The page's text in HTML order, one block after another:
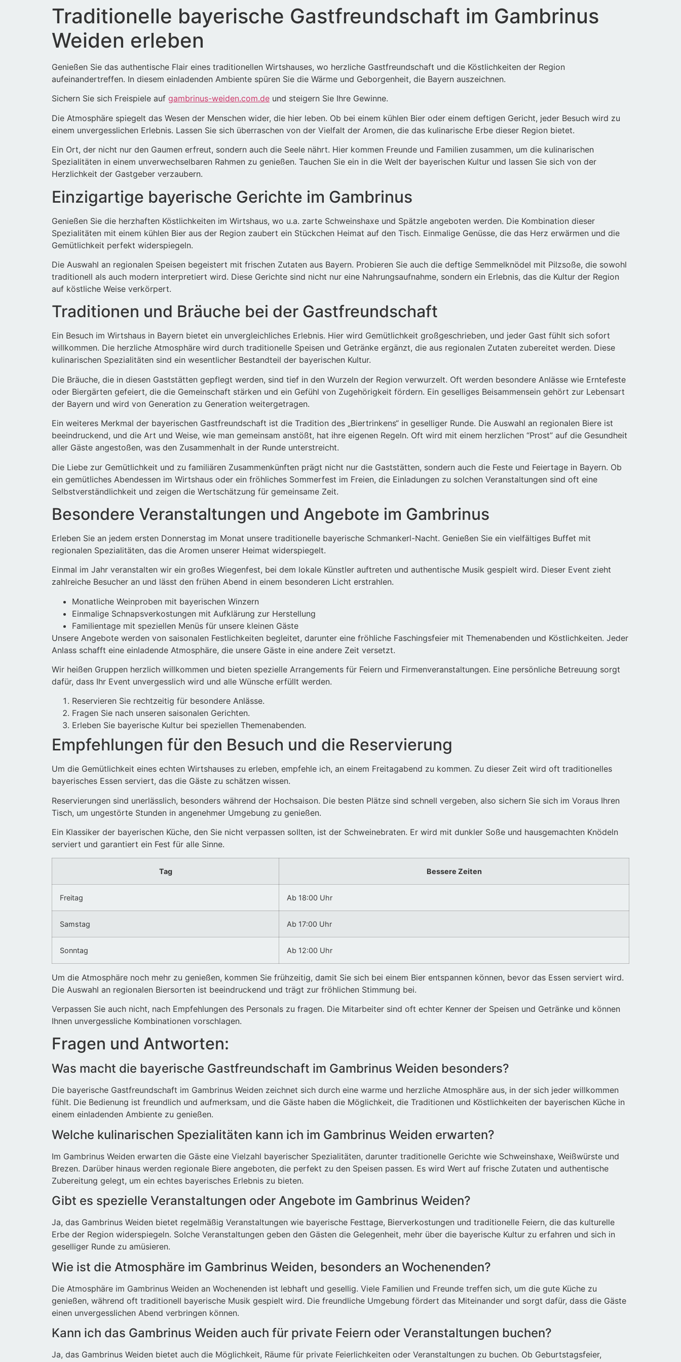
Traditionelle bayerische Gastfreundschaft im Gambrinus
Weiden erleben
Genießen Sie das authentische Flair eines traditionellen Wirtshauses, wo herzliche Gastfreundschaft und die Köstlichkeiten der Region
aufeinandertreffen. In diesem einladenden Ambiente spüren Sie die Wärme und Geborgenheit, die Bayern auszeichnen.
Sichern Sie sich Freispiele auf gambrinus-weiden.com.de und steigern Sie Ihre Gewinne.
Die Atmosphäre spiegelt das Wesen der Menschen wider, die hier leben. Ob bei einem kühlen Bier oder einem deftigen Gericht, jeder Besuch wird zu
einem unvergesslichen Erlebnis. Lassen Sie sich überraschen von der Vielfalt der Aromen, die das kulinarische Erbe dieser Region bietet.
Ein Ort, der nicht nur den Gaumen erfreut, sondern auch die Seele nährt. Hier kommen Freunde und Familien zusammen, um die kulinarischen
Spezialitäten in einem unverwechselbaren Rahmen zu genießen. Tauchen Sie ein in die Welt der bayerischen Kultur und lassen Sie sich von der
Herzlichkeit der Gastgeber verzaubern.
Einzigartige bayerische Gerichte im Gambrinus
Genießen Sie die herzhaften Köstlichkeiten im Wirtshaus, wo u.a. zarte Schweinshaxe und Spätzle angeboten werden. Die Kombination dieser
Spezialitäten mit einem kühlen Bier aus der Region zaubert ein Stückchen Heimat auf den Tisch. Einmalige Genüsse, die das Herz erwärmen und die
Gemütlichkeit perfekt widerspiegeln.
Die Auswahl an regionalen Speisen begeistert mit frischen Zutaten aus Bayern. Probieren Sie auch die deftige Semmelknödel mit Pilzsoße, die sowohl
traditionell als auch modern interpretiert wird. Diese Gerichte sind nicht nur eine Nahrungsaufnahme, sondern ein Erlebnis, das die Kultur der Region
auf köstliche Weise verkörpert.
Traditionen und Bräuche bei der Gastfreundschaft
Ein Besuch im Wirtshaus in Bayern bietet ein unvergleichliches Erlebnis. Hier wird Gemütlichkeit großgeschrieben, und jeder Gast fühlt sich sofort
willkommen. Die herzliche Atmosphäre wird durch traditionelle Speisen und Getränke ergänzt, die aus regionalen Zutaten zubereitet werden. Diese
kulinarischen Spezialitäten sind ein wesentlicher Bestandteil der bayerischen Kultur.
Die Bräuche, die in diesen Gaststätten gepflegt werden, sind tief in den Wurzeln der Region verwurzelt. Oft werden besondere Anlässe wie Erntefeste
oder Biergärten gefeiert, die die Gemeinschaft stärken und ein Gefühl von Zugehörigkeit fördern. Ein geselliges Beisammensein gehört zur Lebensart
der Bayern und wird von Generation zu Generation weitergetragen.
Ein weiteres Merkmal der bayerischen Gastfreundschaft ist die Tradition des „Biertrinkens“ in geselliger Runde. Die Auswahl an regionalen Biere ist
beeindruckend, und die Art und Weise, wie man gemeinsam anstößt, hat ihre eigenen Regeln. Oft wird mit einem herzlichen “Prost” auf die Gesundheit
aller Gäste angestoßen, was den Zusammenhalt in der Runde unterstreicht.
Die Liebe zur Gemütlichkeit und zu familiären Zusammenkünften prägt nicht nur die Gaststätten, sondern auch die Feste und Feiertage in Bayern. Ob
ein gemütliches Abendessen im Wirtshaus oder ein fröhliches Sommerfest im Freien, die Einladungen zu solchen Veranstaltungen sind oft eine
Selbstverständlichkeit und zeigen die Wertschätzung für gemeinsame Zeit.
Besondere Veranstaltungen und Angebote im Gambrinus
Erleben Sie an jedem ersten Donnerstag im Monat unsere traditionelle bayerische Schmankerl-Nacht. Genießen Sie ein vielfältiges Buffet mit
regionalen Spezialitäten, das die Aromen unserer Heimat widerspiegelt.
Einmal im Jahr veranstalten wir ein großes Wiegenfest, bei dem lokale Künstler auftreten und authentische Musik gespielt wird. Dieser Event zieht
zahlreiche Besucher an und lässt den frühen Abend in einem besonderen Licht erstrahlen.
Monatliche Weinproben mit bayerischen Winzern
Einmalige Schnapsverkostungen mit Aufklärung zur Herstellung
Familientage mit speziellen Menüs für unsere kleinen Gäste
Unsere Angebote werden von saisonalen Festlichkeiten begleitet, darunter eine fröhliche Faschingsfeier mit Themenabenden und Köstlichkeiten. Jeder
Anlass schafft eine einladende Atmosphäre, die unsere Gäste in eine andere Zeit versetzt.
Wir heißen Gruppen herzlich willkommen und bieten spezielle Arrangements für Feiern und Firmenveranstaltungen. Eine persönliche Betreuung sorgt
dafür, dass Ihr Event unvergesslich wird und alle Wünsche erfüllt werden.
Reservieren Sie rechtzeitig für besondere Anlässe.
Fragen Sie nach unseren saisonalen Gerichten.
Erleben Sie bayerische Kultur bei speziellen Themenabenden.
Empfehlungen für den Besuch und die Reservierung
Um die Gemütlichkeit eines echten Wirtshauses zu erleben, empfehle ich, an einem Freitagabend zu kommen. Zu dieser Zeit wird oft traditionelles
bayerisches Essen serviert, das die Gäste zu schätzen wissen.
Reservierungen sind unerlässlich, besonders während der Hochsaison. Die besten Plätze sind schnell vergeben, also sichern Sie sich im Voraus Ihren
Tisch, um ungestörte Stunden in angenehmer Umgebung zu genießen.
Ein Klassiker der bayerischen Küche, den Sie nicht verpassen sollten, ist der Schweinebraten. Er wird mit dunkler Soße und hausgemachten Knödeln
serviert und garantiert ein Fest für alle Sinne.
Tag Bessere Zeiten
Freitag Ab 18:00 Uhr
Samstag Ab 17:00 Uhr
Sonntag Ab 12:00 Uhr
Um die Atmosphäre noch mehr zu genießen, kommen Sie frühzeitig, damit Sie sich bei einem Bier entspannen können, bevor das Essen serviert wird.
Die Auswahl an regionalen Biersorten ist beeindruckend und trägt zur fröhlichen Stimmung bei.
Verpassen Sie auch nicht, nach Empfehlungen des Personals zu fragen. Die Mitarbeiter sind oft echter Kenner der Speisen und Getränke und können
Ihnen unvergessliche Kombinationen vorschlagen.
Fragen und Antworten:
Was macht die bayerische Gastfreundschaft im Gambrinus Weiden besonders?
Die bayerische Gastfreundschaft im Gambrinus Weiden zeichnet sich durch eine warme und herzliche Atmosphäre aus, in der sich jeder willkommen
fühlt. Die Bedienung ist freundlich und aufmerksam, und die Gäste haben die Möglichkeit, die Traditionen und Köstlichkeiten der bayerischen Küche in
einem einladenden Ambiente zu genießen.
Welche kulinarischen Spezialitäten kann ich im Gambrinus Weiden erwarten?
Im Gambrinus Weiden erwarten die Gäste eine Vielzahl bayerischer Spezialitäten, darunter traditionelle Gerichte wie Schweinshaxe, Weißwürste und
Brezen. Darüber hinaus werden regionale Biere angeboten, die perfekt zu den Speisen passen. Es wird Wert auf frische Zutaten und authentische
Zubereitung gelegt, um ein echtes bayerisches Erlebnis zu bieten.
Gibt es spezielle Veranstaltungen oder Angebote im Gambrinus Weiden?
Ja, das Gambrinus Weiden bietet regelmäßig Veranstaltungen wie bayerische Festtage, Bierverkostungen und traditionelle Feiern, die das kulturelle
Erbe der Region widerspiegeln. Solche Veranstaltungen geben den Gästen die Gelegenheit, mehr über die bayerische Kultur zu erfahren und sich in
geselliger Runde zu amüsieren.
Wie ist die Atmosphäre im Gambrinus Weiden, besonders an Wochenenden?
Die Atmosphäre im Gambrinus Weiden an Wochenenden ist lebhaft und gesellig. Viele Familien und Freunde treffen sich, um die gute Küche zu
genießen, während oft traditionell bayerische Musik gespielt wird. Die freundliche Umgebung fördert das Miteinander und sorgt dafür, dass die Gäste
einen unvergesslichen Abend verbringen können.
Kann ich das Gambrinus Weiden auch für private Feiern oder Veranstaltungen buchen?
Ja, das Gambrinus Weiden bietet auch die Möglichkeit, Räume für private Feierlichkeiten oder Veranstaltungen zu buchen. Ob Geburtstagsfeier,